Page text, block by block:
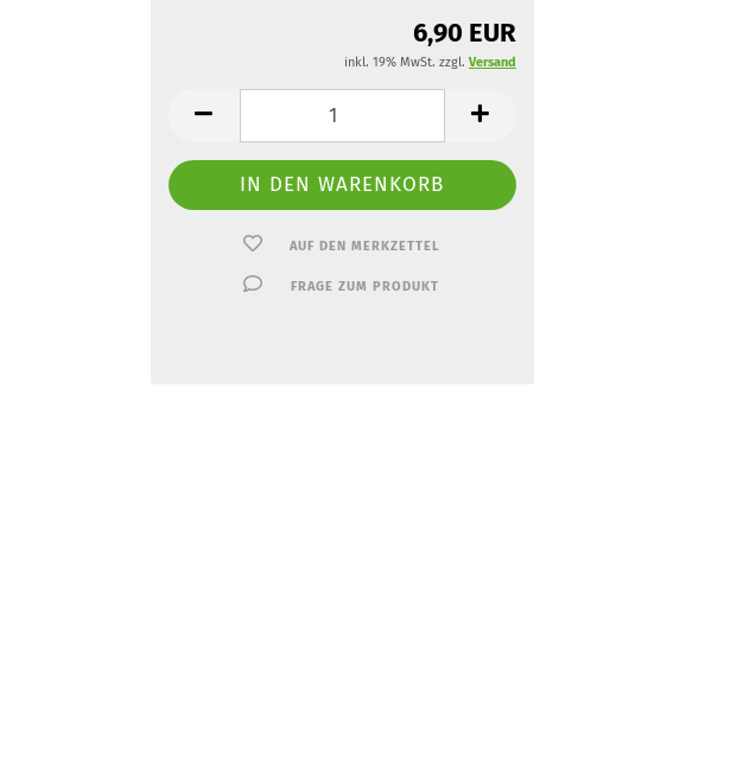
6,90 EUR
inkl. 19% MwSt. zzgl. Versand
AUF DEN MERKZETTEL
FRAGE ZUM PRODUKT